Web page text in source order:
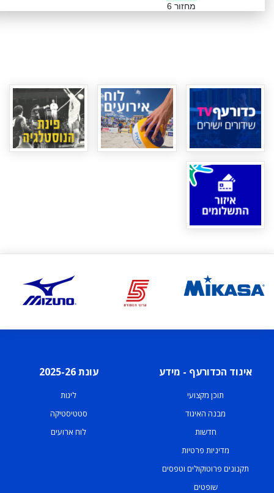
מחזור 6
איגוד הכדורעף - מידע
תוכן מקצועי
מבנה האיגוד
חדשות
מדיניות פרטיות
תקנונים פרוטוקולים וטפסים
שופטים
עונת 2025-26
ליגות
סטטיסטיקה
לוח ארועים